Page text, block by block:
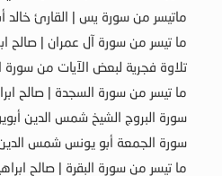
ماتيسر من سورة يس | القارئ خالد
ما تيسر من سورة آل عمران | صالح
تلاوة فجرية لبعض الآيات من سورة
ما تيسر من سورة السجدة | صالح
سورة البروج الشيخ شمس الدين
سورة الجمعة أبو يونس شمس الدين
ما تيسر من سورة البقرة | صالح